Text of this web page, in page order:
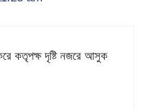
কতৃপক্ষ দৃষ্টি নজরে আসুক